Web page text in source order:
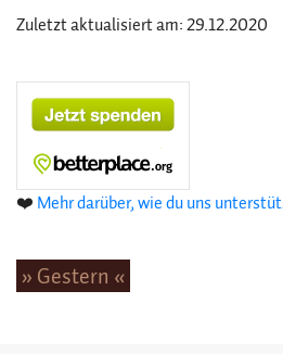
Zuletzt aktualisiert am: 29.12.2020
❤️ Mehr darüber, wie du uns
» Gestern «